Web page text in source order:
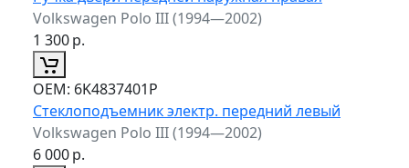
Volkswagen Polo III (1994—2002)
1 300р.
ОЕМ: 6K4837401P
Стеклоподъемник электр. передний левый
Volkswagen Polo III (1994—2002)
6 000р.